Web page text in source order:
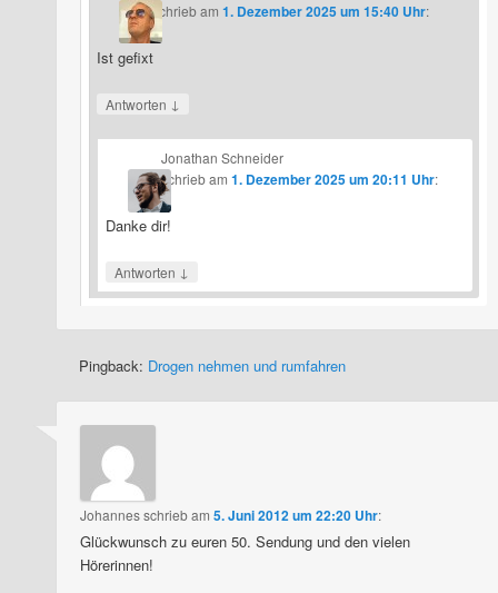
schriebam1. Dezember 2025 um 15:40 Uhr:
Ist gefixt
Antworten ↓
Jonathan Schneider
schriebam 1. Dezember 2025 um 20:11 Uhr:
Danke dir!
Antworten ↓
Pingback: Drogen nehmen und rumfahren
Johannesschriebam5. Juni 2012 um 22:20 Uhr:
Glückwunsch zu euren 50. Sendung und den vielen
Hörerinnen!